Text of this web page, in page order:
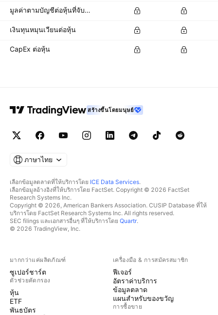
มูลค่าตามบัญชีต่อหุ้นที่จับต้องได้
เงินทุนหมุนเวียนต่อหุ้น
CapEx ต่อหุ้น
สร้างขึ้นโดยมนุษย์
ภาษาไทย
เลือกข้อมูลตลาดที่ให้บริการโดย ICE Data Services.
เลือกข้อมูลอ้างอิงที่ให้บริการโดย FactSet. Copyright © 2026 FactSet
Research Systems Inc.
Copyright © 2026, American Bankers Association. CUSIP Database ที่ให้
บริการโดย FactSet Research Systems Inc. All rights reserved.
SEC filings และเอกสารอื่นๆ ที่ให้บริการโดย Quartr.
© 2026 TradingView, Inc.
มากกว่าแค่ผลิตภัณฑ์
ซูเปอร์ชาร์ต
ตัวช่วยคัดกรอง
หุ้น
ETF
พันธบัตร
เครื่องมือ & การสมัครสมาชิก
ฟีเจอร์
อัตราค่าบริการ
ข้อมูลตลาด
แผนสำหรับของขวัญ
การซื้อขาย